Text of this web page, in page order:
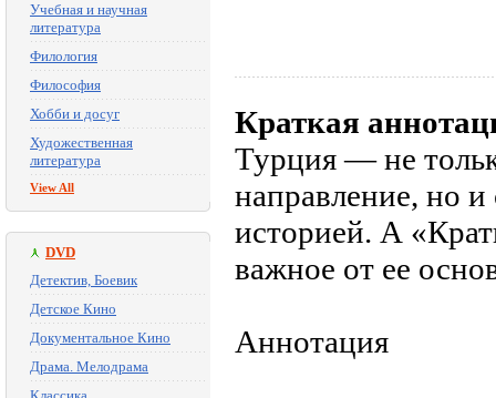
Учебная и научная
литература
Филология
Философия
Хобби и досуг
Художественная
литература
View All
DVD
Детектив, Боевик
Детское Кино
Документальное Кино
Драма. Мелодрама
Краткая
Турция — не
направление, но и
историей. А
важное от ее
Аннотация